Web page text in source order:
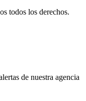
todos los derechos.
de nuestra agencia